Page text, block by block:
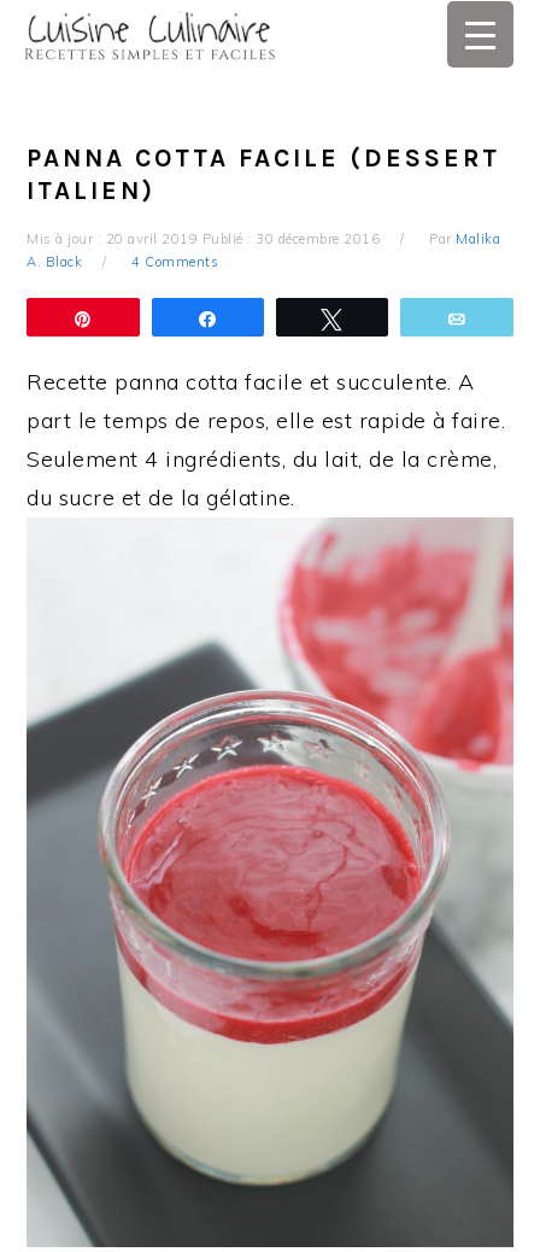
Skip
Skip
Skip
Skip
PANNA COTTA FACILE (DESSERT
ITALIEN)
Mis à jour : 20 avril 2019 Publié : 30 décembre 2016 Par Malika
A. Black
4 Comments
Recette panna cotta facile et succulente. A
part le temps de repos, elle est rapide à faire.
Seulement 4 ingrédients, du lait, de la crème,
du sucre et de la gélatine.